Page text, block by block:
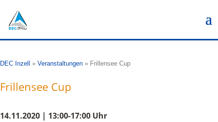
DEC Inzell » Veranstaltungen » Frillensee Cup
Frillensee Cup
14.11.2020 | 13:00-17:00 Uhr